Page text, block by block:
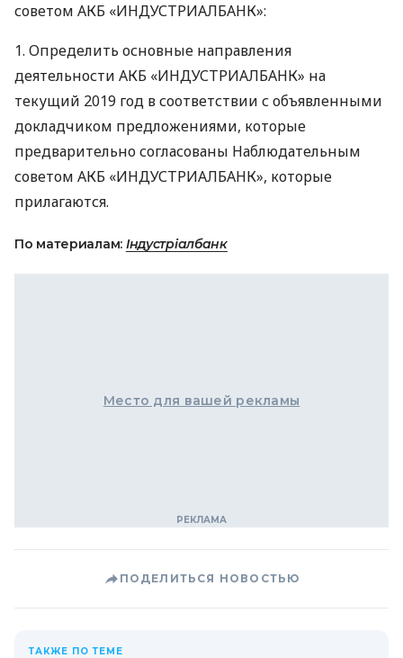
советом АКБ «ИНДУСТРИАЛБАНК»:
1. Определить основные направления
деятельности АКБ «ИНДУСТРИАЛБАНК» на
текущий 2019 год в соответствии с объявленными
докладчиком предложениями, которые
предварительно согласованы Наблюдательным
советом АКБ «ИНДУСТРИАЛБАНК», которые
прилагаются.
По материалам: Індустріалбанк
Место для вашей рекламы
ПОДЕЛИТЬСЯ НОВОСТЬЮ
ТАКЖЕ ПО ТЕМЕ